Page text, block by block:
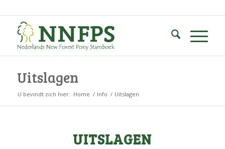
Uitslagen
U bevindt zich hier: Home / Info / Uitslagen
UITSLAGEN